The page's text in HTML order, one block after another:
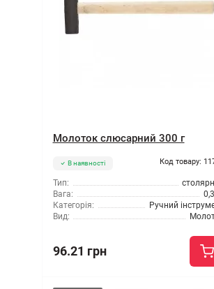
Молоток слюсарний 300 г
В наявності Код товару:
Тип:
Вага:
Категорія:
Ручний
Вид:
96.21 грн